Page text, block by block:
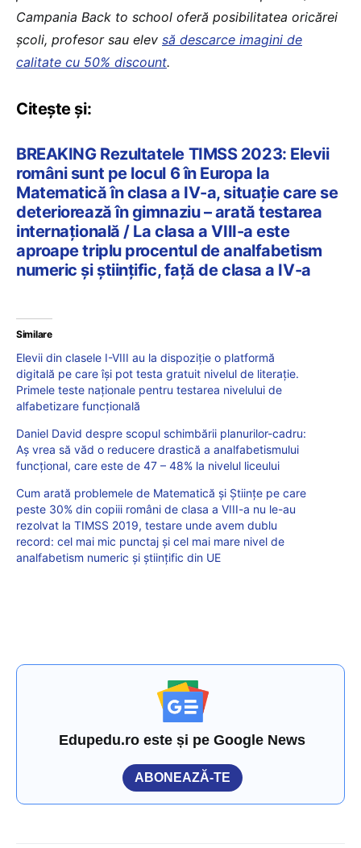
Campania Back to school oferă posibilitatea oricărei
școli, profesor sau elev să descarce imagini de
calitate cu 50% discount.
Citește și:
BREAKING Rezultatele TIMSS 2023: Elevii
români sunt pe locul 6 în Europa la
Matematică în clasa a IV-a, situație care se
deteriorează în gimnaziu – arată testarea
internațională / La clasa a VIII-a este
aproape triplu procentul de analfabetism
numeric și științific, față de clasa a IV-a
Similare
Elevii din clasele I-VIII au la dispoziție o platformă
digitală pe care își pot testa gratuit nivelul de literație.
Primele teste naționale pentru testarea nivelului de
alfabetizare funcțională
Daniel David despre scopul schimbării planurilor-cadru:
Aș vrea să văd o reducere drastică a analfabetismului
funcțional, care este de 47 – 48% la nivelul liceului
Cum arată problemele de Matematică și Științe pe care
peste 30% din copiii români de clasa a VIII-a nu le-au
rezolvat la TIMSS 2019, testare unde avem dublu
record: cel mai mic punctaj și cel mai mare nivel de
analfabetism numeric și științific din UE
Edupedu.ro este și pe Google News
ABONEAZĂ-TE